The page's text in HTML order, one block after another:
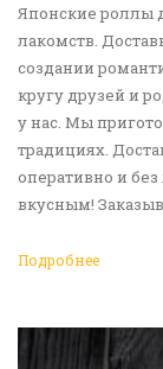
Японские роллы
лакомств.
создании
кругу друзей и
у нас. Мы
традициях.
оперативно и
вкусным!
Подробнее